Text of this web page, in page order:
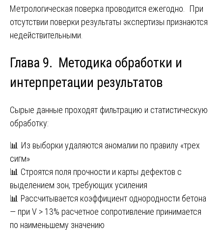
Метрологическая поверка проводится ежегодно. При
отсутствии поверки результаты экспертизы признаются
недействительными.
Глава 9. Методика обработки и
интерпретации результатов
Сырые данные проходят фильтрацию и статистическую
обработку:
📊 Из выборки удаляются аномалии по правилу «трех
сигм»
📊 Строятся поля прочности и карты дефектов с
выделением зон, требующих усиления
📊 Рассчитывается коэффициент однородности бетона
— при V > 13% расчетное сопротивление принимается
по наименьшему значению